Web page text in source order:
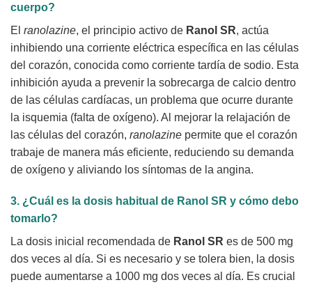
cuerpo?
El ranolazine, el principio activo de Ranol SR, actúa
inhibiendo una corriente eléctrica específica en las células
del corazón, conocida como corriente tardía de sodio. Esta
inhibición ayuda a prevenir la sobrecarga de calcio dentro
de las células cardíacas, un problema que ocurre durante
la isquemia (falta de oxígeno). Al mejorar la relajación de
las células del corazón, ranolazine permite que el corazón
trabaje de manera más eficiente, reduciendo su demanda
de oxígeno y aliviando los síntomas de la angina.
3. ¿Cuál es la dosis habitual de Ranol SR y cómo debo
tomarlo?
La dosis inicial recomendada de Ranol SR es de 500 mg
dos veces al día. Si es necesario y se tolera bien, la dosis
puede aumentarse a 1000 mg dos veces al día. Es crucial